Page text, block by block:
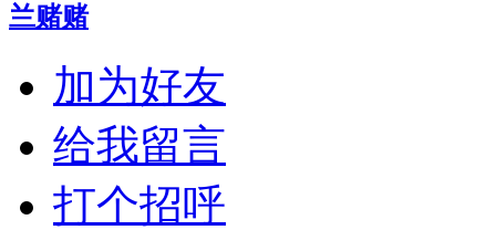
兰赌赌
加为好友
给我留言
打个招呼